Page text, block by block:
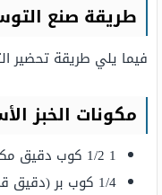
طريقة صنع
فيما يلي طريقة تحضير
مكونات الخبز
1 1/2 كوب دقيق مكرر (أبيض).
1/4 كوب بر (دقيق قمح كامل).